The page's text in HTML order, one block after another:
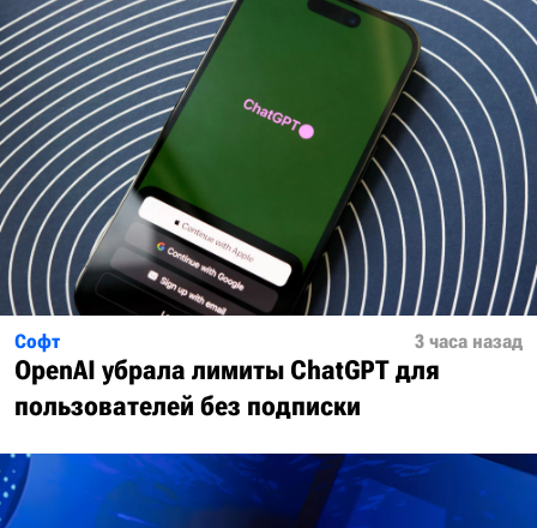
Софт 3 часа назад
OpenAI убрала лимиты ChatGPT для
пользователей без подписки